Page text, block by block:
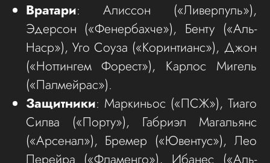
Вратари: Алиссон («Ливерпуль»),
Эдерсон («Фенербахче»), Бенту («Аль-
Наср»), Уго Соуза («Коринтианс»), Джон
(«Ноттингем Форест»), Карлос Мигель
(«Палмейрас»).
Защитники: Маркиньос («ПСЖ»), Тиаго
Силва («Порту»), Габриэл Магальянс
(«Арсенал»), Бремер («Ювентус»), Лео
Перейра («Фламенго»), Ибанес («Аль-